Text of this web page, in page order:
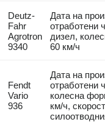
Deutz-
Fahr
Agrotron
9340
Дата на
отработени
дизел,
60 км/ч
Fendt
Vario
936
Дата на
отработени
колесна
км/ч,